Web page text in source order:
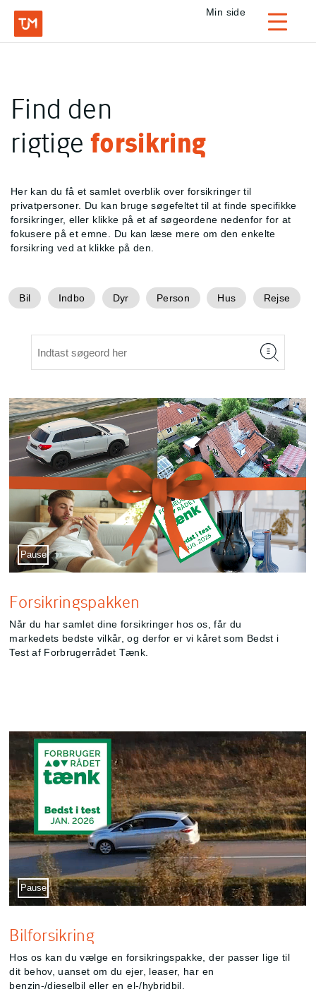
Privat
Login
Min side
Find den
rigtige forsikring
Her kan du få et samlet overblik over forsikringer til
privatpersoner. Du kan bruge søgefeltet til at finde specifikke
forsikringer, eller klikke på et af søgeordene nedenfor for at
fokusere på et emne. Du kan læse mere om den enkelte
forsikring ved at klikke på den.
Bil Indbo Dyr Person Hus Rejse
Pause
Sæt video på pause
Forsikringspakken
Når du har samlet dine forsikringer hos os, får du
markedets bedste vilkår, og derfor er vi kåret som Bedst i
Test af Forbrugerrådet Tænk.
PauseSæt video på pause
Bilforsikring
Hos os kan du vælge en forsikringspakke, der passer lige til
dit behov, uanset om du ejer, leaser, har en
benzin-/dieselbil eller en el-/hybridbil.